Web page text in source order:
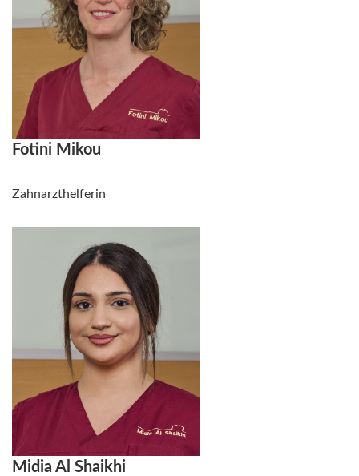
Fotini Mikou
Zahnarzthelferin
Midia Al Shaikhi